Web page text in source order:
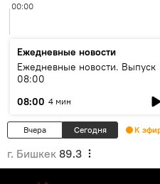
00:00
Ежедневные новости
Ежедневные новости. Выпуск
08:00
08:00 4 мин
Вчера Сегодня К
г. Бишкек 89.3